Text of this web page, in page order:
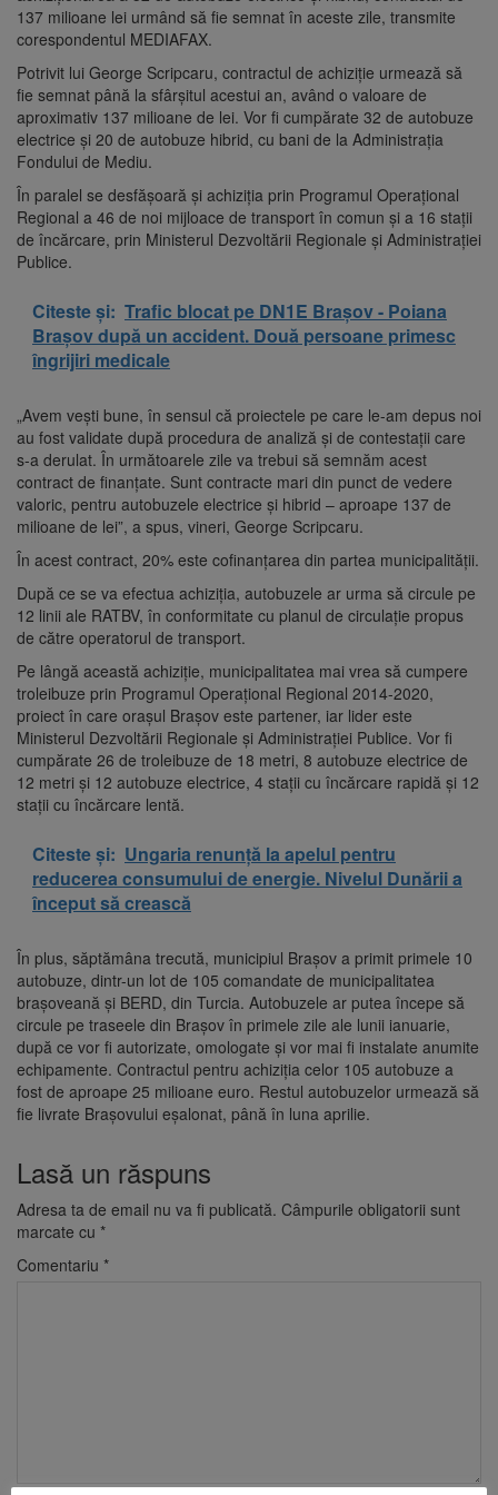
137 milioane lei urmând să fie semnat în aceste zile, transmite
corespondentul MEDIAFAX.
Potrivit lui George Scripcaru, contractul de achiziţie urmează să
fie semnat până la sfârşitul acestui an, având o valoare de
aproximativ 137 milioane de lei. Vor fi cumpărate 32 de autobuze
electrice și 20 de autobuze hibrid, cu bani de la Administraţia
Fondului de Mediu.
În paralel se desfășoară și achiziția prin Programul Operațional
Regional a 46 de noi mijloace de transport în comun și a 16 stații
de încărcare, prin Ministerul Dezvoltării Regionale și Administrației
Publice.
Citeste și: Trafic blocat pe DN1E Brașov - Poiana
Brașov după un accident. Două persoane primesc
îngrijiri medicale
„Avem vești bune, în sensul că proiectele pe care le-am depus noi
au fost validate după procedura de analiză și de contestații care
s-a derulat. În următoarele zile va trebui să semnăm acest
contract de finanțate. Sunt contracte mari din punct de vedere
valoric, pentru autobuzele electrice și hibrid – aproape 137 de
milioane de lei”, a spus, vineri, George Scripcaru.
În acest contract, 20% este cofinanţarea din partea municipalităţii.
După ce se va efectua achiziția, autobuzele ar urma să circule pe
12 linii ale RATBV, în conformitate cu planul de circulație propus
de către operatorul de transport.
Pe lângă această achiziţie, municipalitatea mai vrea să cumpere
troleibuze prin Programul Operațional Regional 2014-2020,
proiect în care orașul Brașov este partener, iar lider este
Ministerul Dezvoltării Regionale și Administrației Publice. Vor fi
cumpărate 26 de troleibuze de 18 metri, 8 autobuze electrice de
12 metri și 12 autobuze electrice, 4 stații cu încărcare rapidă și 12
stații cu încărcare lentă.
Citeste și: Ungaria renunță la apelul pentru
reducerea consumului de energie. Nivelul Dunării a
început să crească
În plus, săptămâna trecută, municipiul Braşov a primit primele 10
autobuze, dintr-un lot de 105 comandate de municipalitatea
braşoveană şi BERD, din Turcia. Autobuzele ar putea începe să
circule pe traseele din Braşov în primele zile ale lunii ianuarie,
după ce vor fi autorizate, omologate şi vor mai fi instalate anumite
echipamente. Contractul pentru achiziţia celor 105 autobuze a
fost de aproape 25 milioane euro. Restul autobuzelor urmează să
fie livrate Braşovului eşalonat, până în luna aprilie.
Lasă un răspuns
Adresa ta de email nu va fi publicată. Câmpurile obligatorii sunt
marcate cu *
Comentariu *